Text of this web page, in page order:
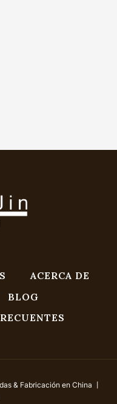
ACERCA DE
BLOG
& Fabricación en China 丨